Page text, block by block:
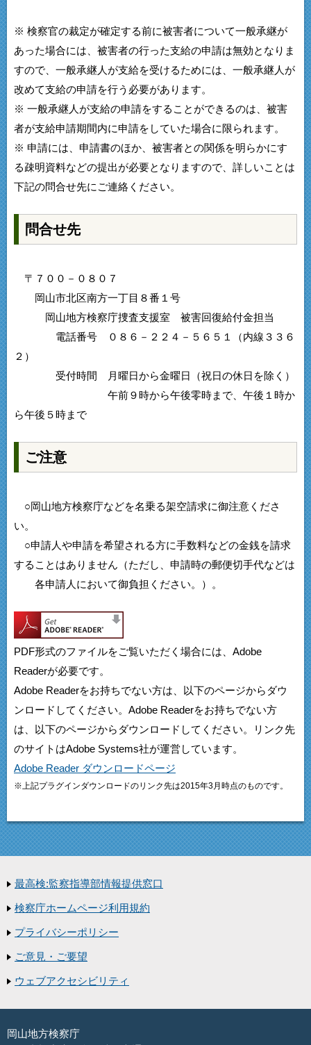
※ 検察官の裁定が確定する前に被害者について一般承継が
あった場合には、被害者の行った支給の申請は無効となりま
すので、一般承継人が支給を受けるためには、一般承継人が
改めて支給の申請を行う必要があります。
※ 一般承継人が支給の申請をすることができるのは、被害
者が支給申請期間内に申請をしていた場合に限られます。
※ 申請には、申請書のほか、被害者との関係を明らかにす
る疎明資料などの提出が必要となりますので、詳しいことは
下記の問合せ先にご連絡ください。
問合せ先
〒７００－０８０７
岡山市北区南方一丁目８番１号
岡山地方検察庁捜査支援室 被害回復給付金担当
電話番号 ０８６－２２４－５６５１（内線３３６
２）
受付時間 月曜日から金曜日（祝日の休日を除く）
午前９時から午後零時まで、午後１時か
ら午後５時まで
ご注意
○岡山地方検察庁などを名乗る架空請求に御注意くださ
い。
○申請人や申請を希望される方に手数料などの金銭を請求
することはありません（ただし、申請時の郵便切手代などは
各申請人において御負担ください。）。
PDF形式のファイルをご覧いただく場合には、Adobe
Readerが必要です。
Adobe Readerをお持ちでない方は、以下のページからダウ
ンロードしてください。Adobe Readerをお持ちでない方
は、以下のページからダウンロードしてください。リンク先
のサイトはAdobe Systems社が運営しています。
Adobe Reader ダウンロードページ
※上記プラグインダウンロードのリンク先は2015年3月時点のものです。
最高検:監察指導部情報提供窓口
検察庁ホームページ利用規約
プライバシーポリシー
ご意見・ご要望
ウェブアクセシビリティ
岡山地方検察庁